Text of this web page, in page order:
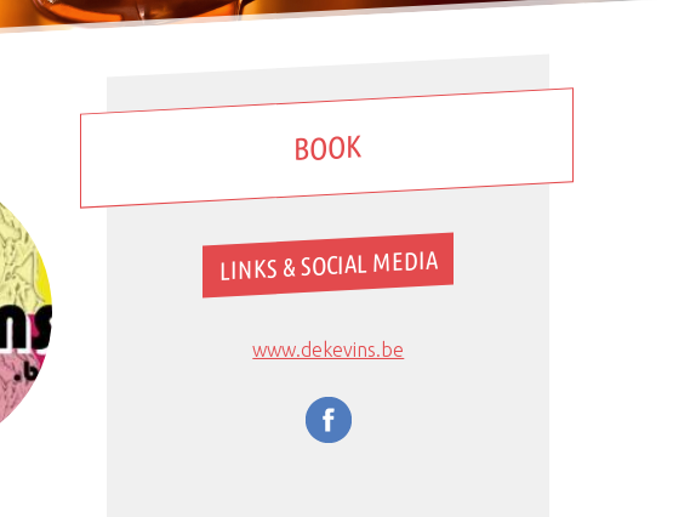
BOOK
LINKS & SOCIAL MEDIA
www.dekevins.be